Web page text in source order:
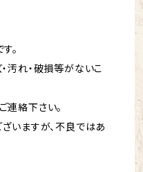
。
汚れ・破損等がないこ
絡下さい。
いますが、不良ではあ